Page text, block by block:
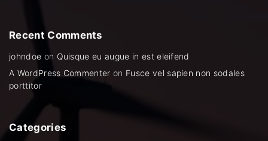
Recent Comments
johndoe on Quisque eu augue in est eleifend
A WordPress Commenter on Fusce vel sapien non sodales
porttitor
Categories